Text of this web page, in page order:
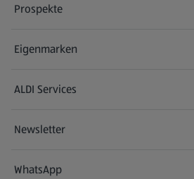
Prospekte
Eigenmarken
ALDI Services
Newsletter
WhatsApp